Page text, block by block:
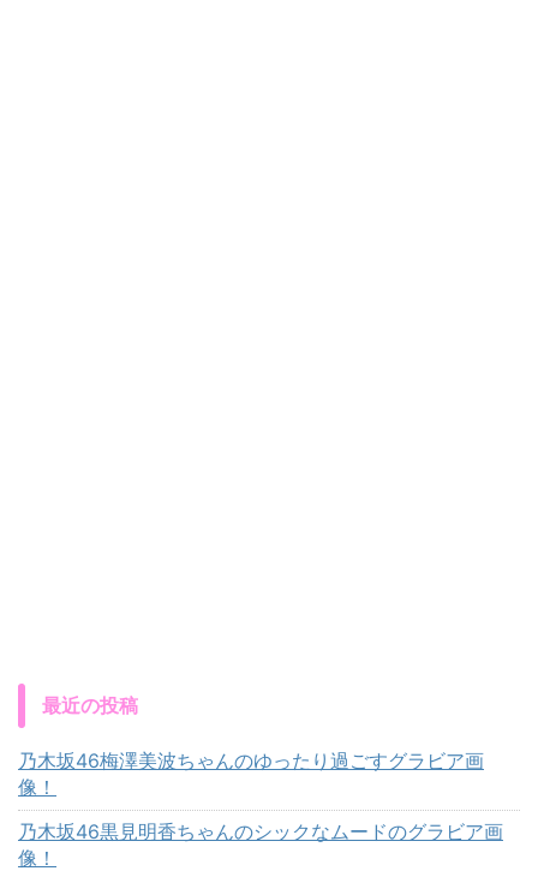
最近の投稿
乃木坂46梅澤美波ちゃんのゆったり過ごすグラビア画
像！
乃木坂46黒見明香ちゃんのシックなムードのグラビア画
像！